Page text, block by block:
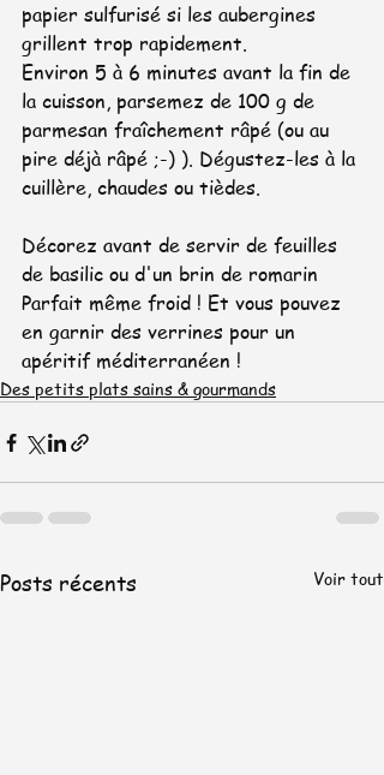
papier sulfurisé si les aubergines
grillent trop rapidement.
Environ 5 à 6 minutes avant la fin de
la cuisson, parsemez de 100 g de
parmesan fraîchement râpé (ou au
pire déjà râpé ;-) ). Dégustez-les à la
cuillère, chaudes ou tièdes.
Décorez avant de servir de feuilles
de basilic ou d'un brin de romarin
Parfait même froid ! Et vous pouvez
en garnir des verrines pour un
apéritif méditerranéen !
Des petits plats sains & gourmands
Posts récents Voir tout